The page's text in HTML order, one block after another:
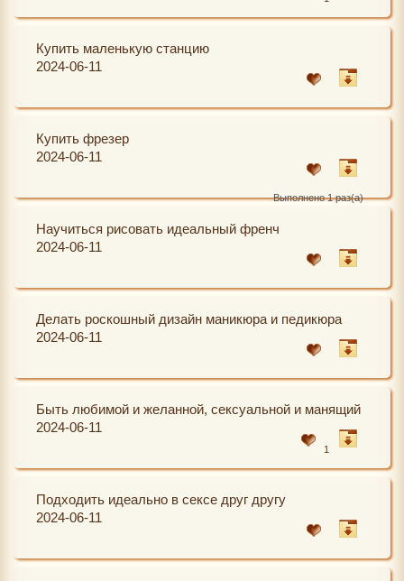
Купить маленькую станцию
2024-06-11
Купить фрезер
2024-06-11
Выполнено 1 раз(а)
Научиться рисовать идеальный френч
2024-06-11
Делать роскошный дизайн маникюра и педикюра
2024-06-11
Быть любимой и желанной, сексуальной и манящий
2024-06-11
1
Подходить идеально в сексе друг другу
2024-06-11